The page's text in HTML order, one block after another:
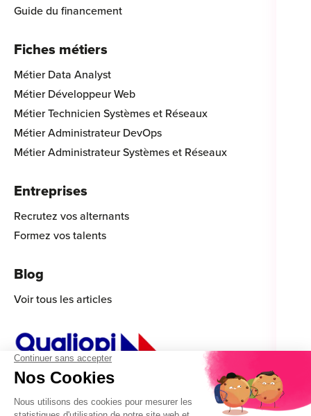
Guide du financement
Fiches métiers
Métier Data Analyst
Métier Développeur Web
Métier Technicien Systèmes et Réseaux
Métier Administrateur DevOps
Métier Administrateur Systèmes et Réseaux
Entreprises
Recrutez vos alternants
Formez vos talents
Blog
Voir tous les articles